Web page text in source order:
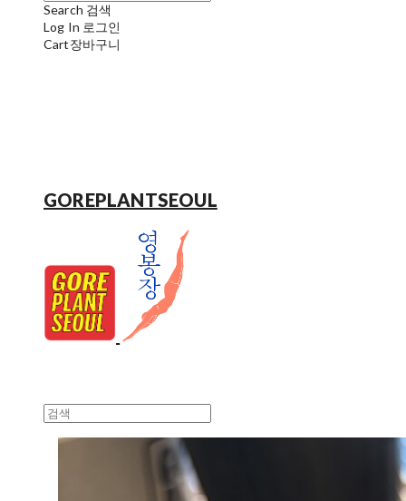
Search 검색
Log In 로그인
Cart장바구니
GOREPLANTSEOUL